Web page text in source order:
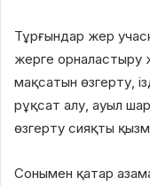
Тұрғындар жер
жерге орналастыру
мақсатын өзгерту,
рұқсат алу, ауыл
өзгерту сияқты
Сонымен қатар